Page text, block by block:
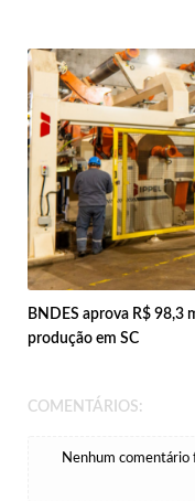
BNDES aprova R$ 98,3
produção em SC
COMENTÁRIOS:
Nenhum comentário